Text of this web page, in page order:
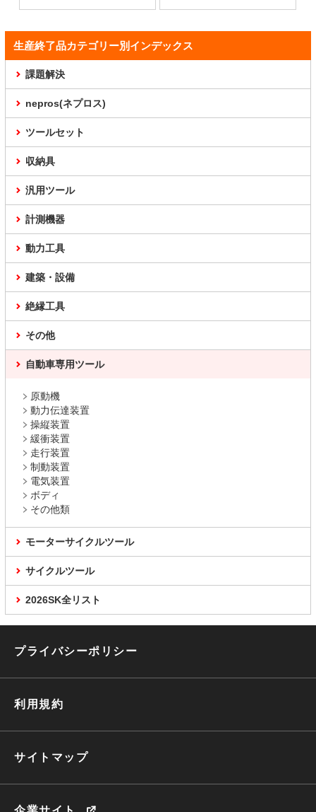
生産終了品カテゴリー別インデックス
課題解決
nepros(ネプロス)
ツールセット
収納具
汎用ツール
計測機器
動力工具
建築・設備
絶縁工具
その他
自動車専用ツール
原動機
動力伝達装置
操縦装置
緩衝装置
走行装置
制動装置
電気装置
ボディ
その他類
モーターサイクルツール
サイクルツール
2026SK全リスト
プライバシーポリシー
利用規約
サイトマップ